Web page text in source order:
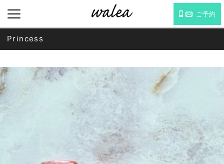
ご予約
MENU : WEDDING NAIL
Princess